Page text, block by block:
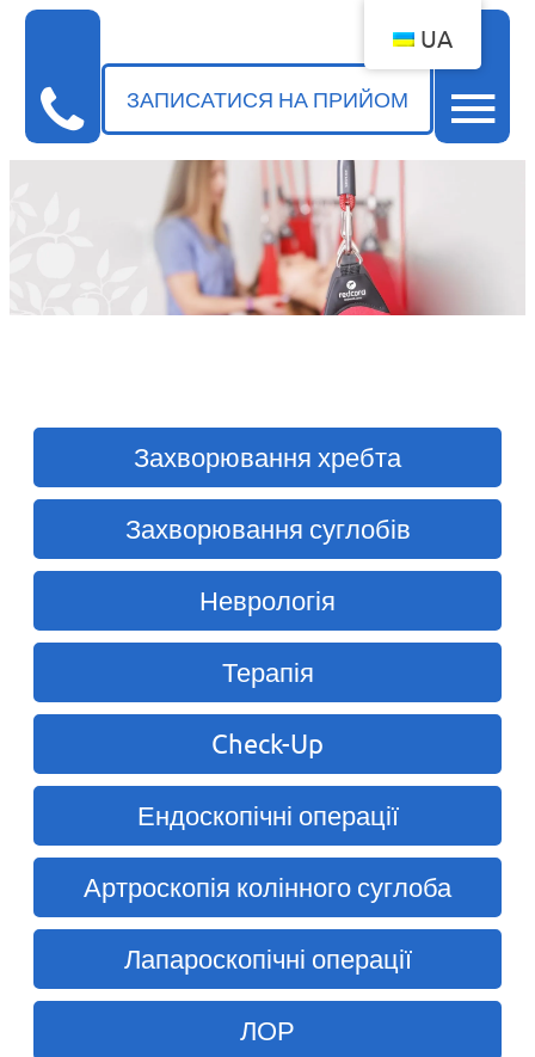
ЗАПИСАТИСЯ НА ПРИЙОМ
Захворювання хребта
Захворювання суглобів
Неврологія
Терапія
Check-Up
Ендоскопічні операції
Артроскопія колінного суглоба
Лапароскопічні операції
ЛОР
UA